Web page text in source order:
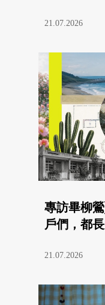
21.07.2026
專訪畢柳
戶們，都
21.07.2026